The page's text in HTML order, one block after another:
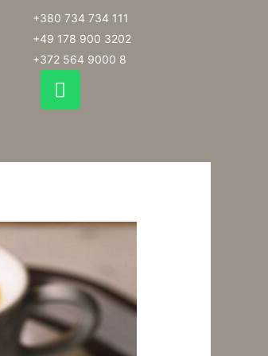
+380 734 734 111
+49 178 900 3202
+372 564 9000 8
W
h
s
p